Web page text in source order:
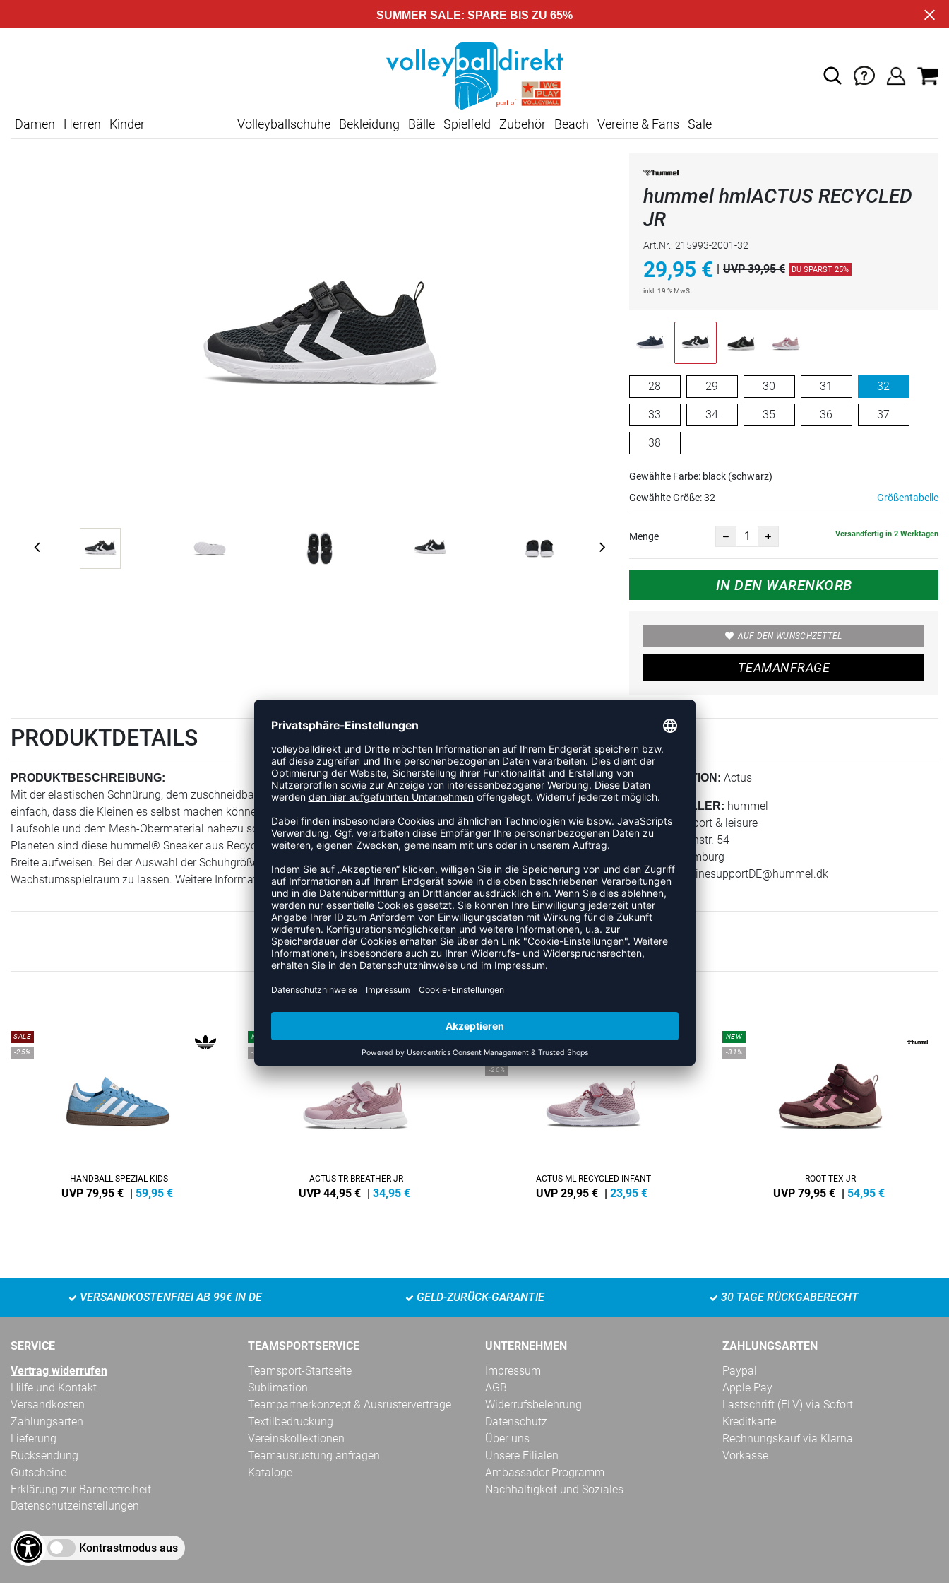
SUMMER SALE: SPARE BIS ZU 65%
Damen Herren Kinder Volleyballschuhe Bekleidung Bälle Spielfeld Zubehör Beach Vereine & Fans Sale
hummel hmlACTUS RECYCLED
JR
Art.Nr.: 215993-2001-32
29,95 € UVP 39,95 € DU SPARST 25%
inkl. 19 % MwSt.
28 29 30 31 32
33 34 35 36 37
38
Gewählte Farbe: black (schwarz)
Gewählte Größe:32 Größentabelle
Menge Versandfertig in 2 Werktagen
IN DEN WARENKORB
AUF DEN WUNSCHZETTEL
TEAMANFRAGE
PRODUKTDETAILS
PRODUKTBESCHREIBUNG:
Mit der elastischen Schnürung, dem zuschneidbaren Klettverschluss und der Fersenlasche wird das Schuheanziehen so
einfach, dass die Kleinen es selbst machen können. Die ACTUS RECYCLED JR Sneaker sind mit ihrer leichten Aerotech EVA-
Laufsohle und dem Mesh-Obermaterial nahezu schwerelos. Der nächste Schritt: Für die Zukunft unserer Kinder und des
Planeten sind diese hummel® Sneaker aus Recycling-Material hergestellt. Wir merken an, dass diese Sneaker eine normale
Breite aufweisen. Bei der Auswahl der Schuhgröße eines Kindes empfehlen wir, bei diesen Schuhen 1–1,5 cm
Wachstumsspielraum zu lassen. Weitere Informationen findest du in unserer Größentabelle.
KOLLEKTION: Actus
HERSTELLER: hummel
hummel sport & leisure
Leverkusenstr. 54
22761 Hamburg
E-Mail:
onlinesupportDE@hummel.dk
ZULETZT ANGESEHEN
MEHR AUS DER KATEGORIE SNEAKER
SALE
-25%
HANDBALL SPEZIAL KIDS
UVP 79,95 € | 59,95 €
NEW
-22%
ACTUS TR BREATHER JR
UVP 44,95 € | 34,95 €
-20%
ACTUS ML RECYCLED INFANT
UVP 29,95 € | 23,95 €
NEW
-31%
ROOT TEX JR
UVP 79,95 € | 54,95 €
VERSANDKOSTENFREI AB 99€ IN DE GELD-ZURÜCK-GARANTIE 30 TAGE RÜCKGABERECHT
SERVICE
Vertrag widerrufen
Hilfe und Kontakt
Versandkosten
Zahlungsarten
Lieferung
Rücksendung
Gutscheine
Erklärung zur Barrierefreiheit
Datenschutzeinstellungen
Kontrastmodus aus
TEAMSPORTSERVICE
Teamsport-Startseite
Sublimation
Teampartnerkonzept & Ausrüsterverträge
Textilbedruckung
Vereinskollektionen
Teamausrüstung anfragen
Kataloge
UNTERNEHMEN
Impressum
AGB
Widerrufsbelehrung
Datenschutz
Über uns
Unsere Filialen
Ambassador Programm
Nachhaltigkeit und Soziales
ZAHLUNGSARTEN
Paypal
Apple Pay
Lastschrift (ELV) via Sofort
Kreditkarte
Rechnungskauf via Klarna
Vorkasse